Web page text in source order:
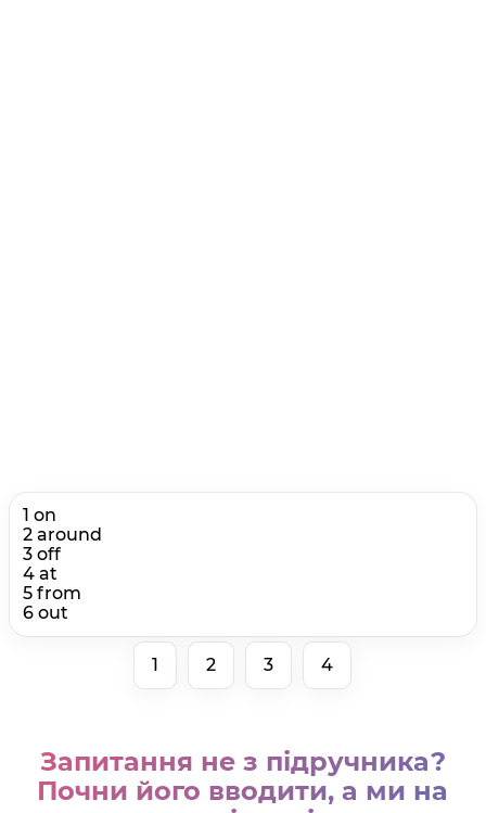
1 on
2 around
3 off
4 at
5 from
6 out
1 2 3 4
Запитання не з підручника?
Почни його вводити, а ми на